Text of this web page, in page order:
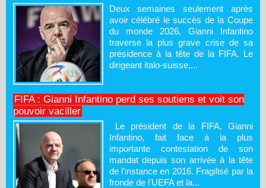
Deux semaines seulement après
avoir célébré le succès de la Coupe
du monde 2026, Gianni Infantino
traverse la plus grave crise de sa
présidence à la tête de la FIFA. Le
dirigeant italo-suisse,...
FIFA : Gianni Infantino perd ses soutiens et voit son
pouvoir vaciller
Le président de la FIFA, Gianni
Infantino, fait face à la plus
importante contestation de son
mandat depuis son arrivée à la tête
de l'instance en 2016. Fragilisé par la
fronde de l'UEFA et la...